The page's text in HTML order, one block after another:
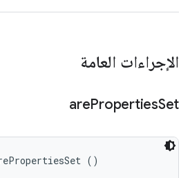
الإجراءات العامة
arePropertiesSet
()